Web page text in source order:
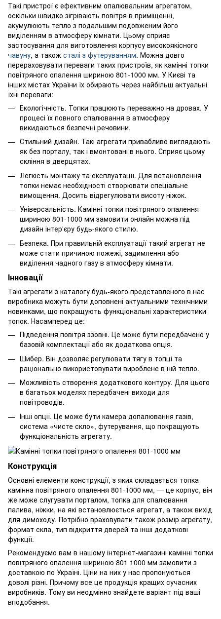
Такі пристрої є ефективним опалювальним агрегатом,
оскільки швидко зігрівають повітря в приміщенні,
акумулюють тепло з подальшим подовженим його
виділенням в атмосферу кімнати. Цьому сприяє
застосування для виготовлення корпусу високоякісного
чавуну, а також сталі з футеруванням. Можна довго
перераховувати переваги таких пристроїв, як камінні топки
повітряного опалення шириною 801-1000 мм. У Києві та
інших містах України їх обирають через найбільш актуальні
їхні переваги:
Екологічність. Топки працюють переважно на дровах. У
процесі їх повного спалювання в атмосферу
викидаються безпечні речовини.
Стильний дизайн. Такі агрегати привабливо виглядають
як без порталу, так і вмонтовані в нього. Сприяє цьому
скління в дверцятах.
Легкість монтажу та експлуатації. Для встановлення
топки немає необхідності створювати спеціальне
вимощення. Досить відрегулювати висоту ніжок.
Універсальність. Камінні топки повітряного опалення
шириною 801-1000 мм замовити онлайн можна під
дизайн інтер'єру будь-якого стилю.
Безпека. При правильній експлуатації такий агрегат не
може стати причиною пожежі, задимлення або
виділення чадного газу в атмосферу кімнати.
Інновації
Такі агрегати з каталогу будь-якого представленого в нас
виробника можуть бути доповнені актуальними технічними
новинками, що покращують функціональні характеристики
топок. Насамперед це:
Підведення повітря ззовні. Це може бути передбачено у
базовій комплектації або як додаткова опція.
Шибер. Він дозволяє регулювати тягу в топці та
раціонально використовувати вироблене в ній тепло.
Можливість створення додаткового контуру. Для цього
в багатьох моделях передбачені виходи для
повітроводів.
Інші опції. Це може бути камера допалювання газів,
система «чисте скло», футерування, що покращують
функціональність агрегату.
Конструкція
Основні елементи конструкції, з яких складається топка
камінна повітряного опалення 801-1000 мм, — це корпус, він
же може слугувати порталом, топка для спалювання
палива, ніжки, на які встановлюється агрегат, а також вихід
для димоходу. Потрібно враховувати також розмір агрегату,
формат скла, тип відкриття дверей та інші додаткові
функції.
Рекомендуємо вам в нашому інтернет-магазині камінні топки
повітряного опалення шириною 801 1000 мм замовити з
доставкою по Україні. Ціни на них у нас пропонуються
доволі різні. Причому все це продукція кращих сучасних
виробників. Тому ви неодмінно знайдете варіант під ваші
вподобання.